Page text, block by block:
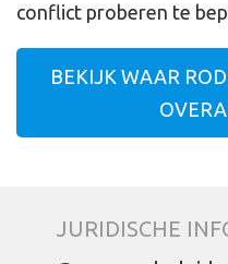
conflict proberen te
BEKIJK WAAR
JURIDISCHE